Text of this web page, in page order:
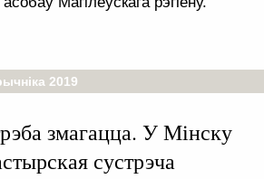
2019
змагацца. У Мінску
сустрэча